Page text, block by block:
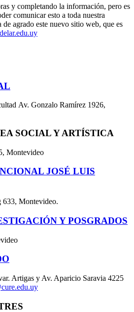
y completando la información, pero es
comunicar esto a toda nuestra
de agrado este nuevo sitio web, que es
Av. Gonzalo Ramírez 1926,
SOCIAL Y ARTÍSTICA
Montevideo
JOSÉ LUIS
633, Montevideo.
Y POSGRADOS
Artigas y Av. Aparicio Saravia 4225